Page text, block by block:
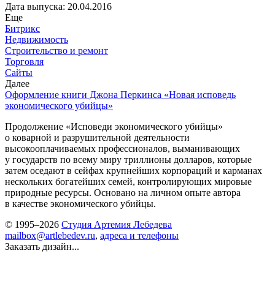
Дата выпуска: 20.04.2016
Еще
Битрикс
Недвижимость
Строительство и ремонт
Торговля
Сайты
Далее
Оформление книги Джона Перкинса «Новая исповедь
экономического убийцы»
Продолжение «Исповеди экономического убийцы»
о коварной и разрушительной деятельности
высокооплачиваемых профессионалов, выманивающих
у государств по всему миру триллионы долларов, которые
затем оседают в сейфах крупнейших корпораций и карманах
нескольких богатейших семей, контролирующих мировые
природные ресурсы. Основано на личном опыте автора
в качестве экономического убийцы.
© 1995–2026 Студия Артемия Лебедева
mailbox@artlebedev.ru, адреса и телефоны
Заказать дизайн...